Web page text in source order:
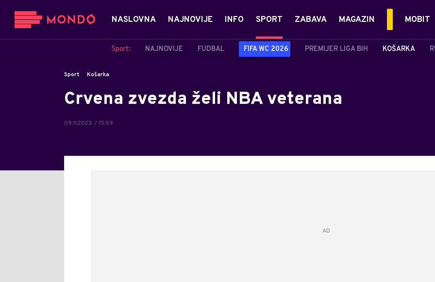
NASLOVNA NAJNOVIJE INFO SPORT
Sport: NAJNOVIJE FUDBAL FIFA WC 2026 PREMIJER LIGA BIH KOŠARKA
ZABAVA MAGAZIN MOBIT
Sport Košarka
Crvena zvezda želi NBA veterana
09.11.2023. / 15:59